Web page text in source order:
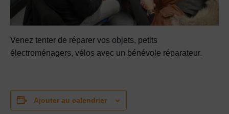
Venez tenter de réparer vos objets, petits
électroménagers, vélos avec un bénévole réparateur.
Ajouter au calendrier